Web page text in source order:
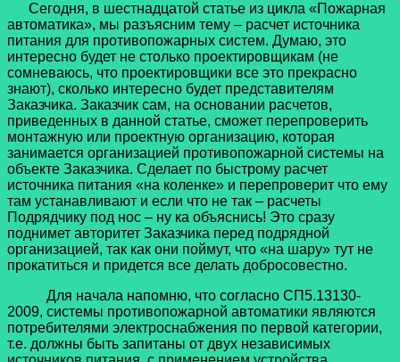
Сегодня, в шестнадцатой статье из цикла «Пожарная
автоматика», мы разъясним тему – расчет источника
питания для противопожарных систем. Думаю, это
интересно будет не столько проектировщикам (не
сомневаюсь, что проектировщики все это прекрасно
знают), сколько интересно будет представителям
Заказчика. Заказчик сам, на основании расчетов,
приведенных в данной статье, сможет перепроверить
монтажную или проектную организацию, которая
занимается организацией противопожарной системы на
объекте Заказчика. Сделает по быстрому расчет
источника питания «на коленке» и перепроверит что ему
там устанавливают и если что не так – расчеты
Подрядчику под нос – ну ка объяснись! Это сразу
поднимет авторитет Заказчика перед подрядной
организацией, так как они поймут, что «на шару» тут не
прокатиться и придется все делать добросовестно.
Для начала напомню, что согласно СП5.13130-
2009, системы противопожарной автоматики являются
потребителями электроснабжения по первой категории,
т.е. должны быть запитаны от двух независимых